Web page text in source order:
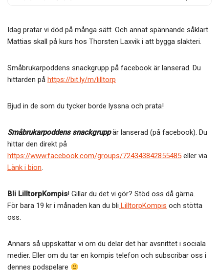
Idag pratar vi död på många sätt. Och annat spännande såklart.
Mattias skall på kurs hos Thorsten Laxvik i att bygga slakteri.
Småbrukarpoddens snackgrupp på facebook är lanserad. Du
hittarden på https://bit.ly/m/lilltorp
Bjud in de som du tycker borde lyssna och prata!
Småbrukarpoddens snackgruppär lanserad (på facebook). Du
hittar den direkt på
https://www.facebook.com/groups/724343842855485 eller via
Länk i bion.
Bli LilltorpKompis! Gillar du det vi gör? Stöd oss då gärna.
För bara 19 kr i månaden kan du bli LilltorpKompis och stötta
oss.
Annars så uppskattar vi om du delar det här avsnittet i sociala
medier. Eller om du tar en kompis telefon och subscribar oss i
dennes podspelare